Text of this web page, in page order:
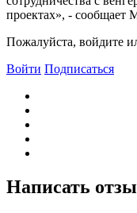
проектах», - сообщает
Пожалуйста, войдите
Войти Подписаться
Написать